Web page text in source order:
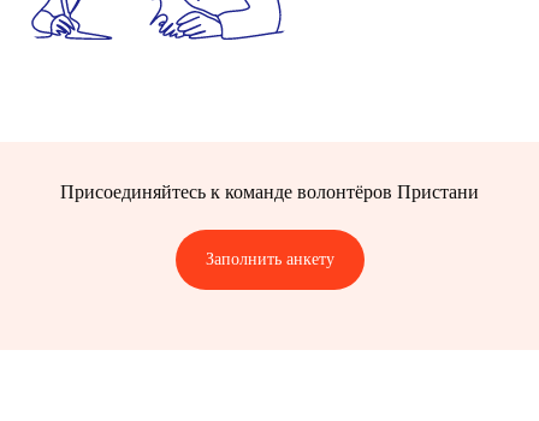
Присоединяйтесь к команде волонтёров Пристани
Заполнить анкету
Живые истории и отчеты
Позитивные новости
Пристани